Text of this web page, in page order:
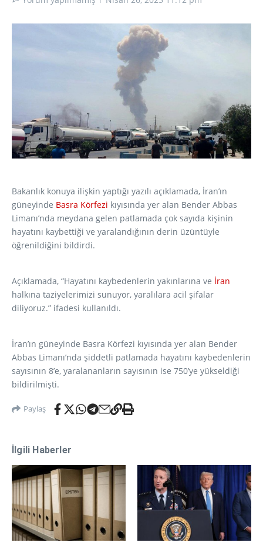
Bakanlık konuya ilişkin yaptığı yazılı açıklamada, İran’ın
güneyinde Basra Körfezi kıyısında yer alan Bender Abbas
Limanı’nda meydana gelen patlamada çok sayıda kişinin
hayatını kaybettiği ve yaralandığının derin üzüntüyle
öğrenildiğini bildirdi.
Açıklamada, “Hayatını kaybedenlerin yakınlarına ve İran
halkına taziyelerimizi sunuyor, yaralılara acil şifalar
diliyoruz.” ifadesi kullanıldı.
İran’ın güneyinde Basra Körfezi kıyısında yer alan Bender
Abbas Limanı’nda şiddetli patlamada hayatını kaybedenlerin
sayısının 8’e, yaralananların sayısının ise 750’ye yükseldiği
bildirilmişti.
Paylaş
İlgili Haberler